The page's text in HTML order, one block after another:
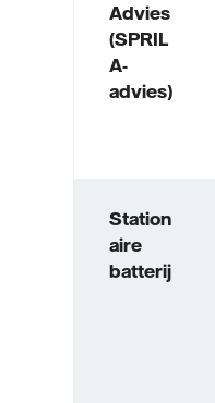
Advies
(SPRIL
A-
advies)
Station
aire
batterij